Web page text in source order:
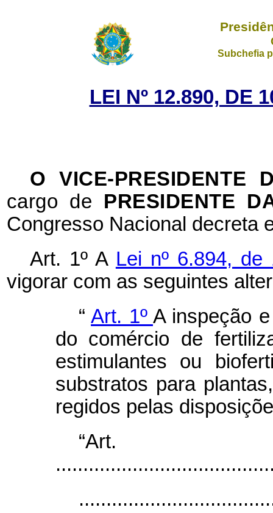
Subchefia
LEI Nº 12.890, DE
O VICE-PRESIDENTE
cargo de PRESIDENTE
Congresso Nacional decreta
Art. 1º A Lei nº 6.894,
vigorar com as seguintes
“Art. 1º A inspeção
do comércio de
estimulantes ou
substratos para
regidos pelas